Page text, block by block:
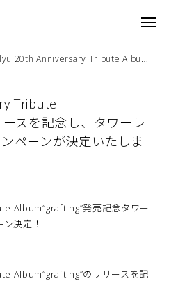
Anniversary Tribute Album“grafting”のリリースを記念し、タワーレコード広島店でのキャンペーンが決定いたしました！
Tribute
スを記念し、タワーレ
ペーンが決定いたしま
Album“grafting”発売記念タワー
決定！
Album“grafting”のリリースを記